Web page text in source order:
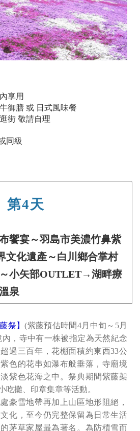
享用
御膳 或 日式風味餐
街 敬請自理
同級
第4天
饗宴～羽島市美濃竹鼻紫
化遺產～白川鄉合掌村
小矢部OUTLET→湖畔療
泉
祭】(紫藤預估時間4月中旬～5月
內，寺中有一株被指定為天然紀念
過三百年，花棚面積約東西33公
色的花串如瀑布般垂落，寺廟境
紫色花海之中。祭典期間紫藤架
吃攤、印章集章等活動。
豪雪地帶再加上山區地形阻絕，
化，至今仍完整保留為日常生活
茅草家屋最為著名。為防積雪而